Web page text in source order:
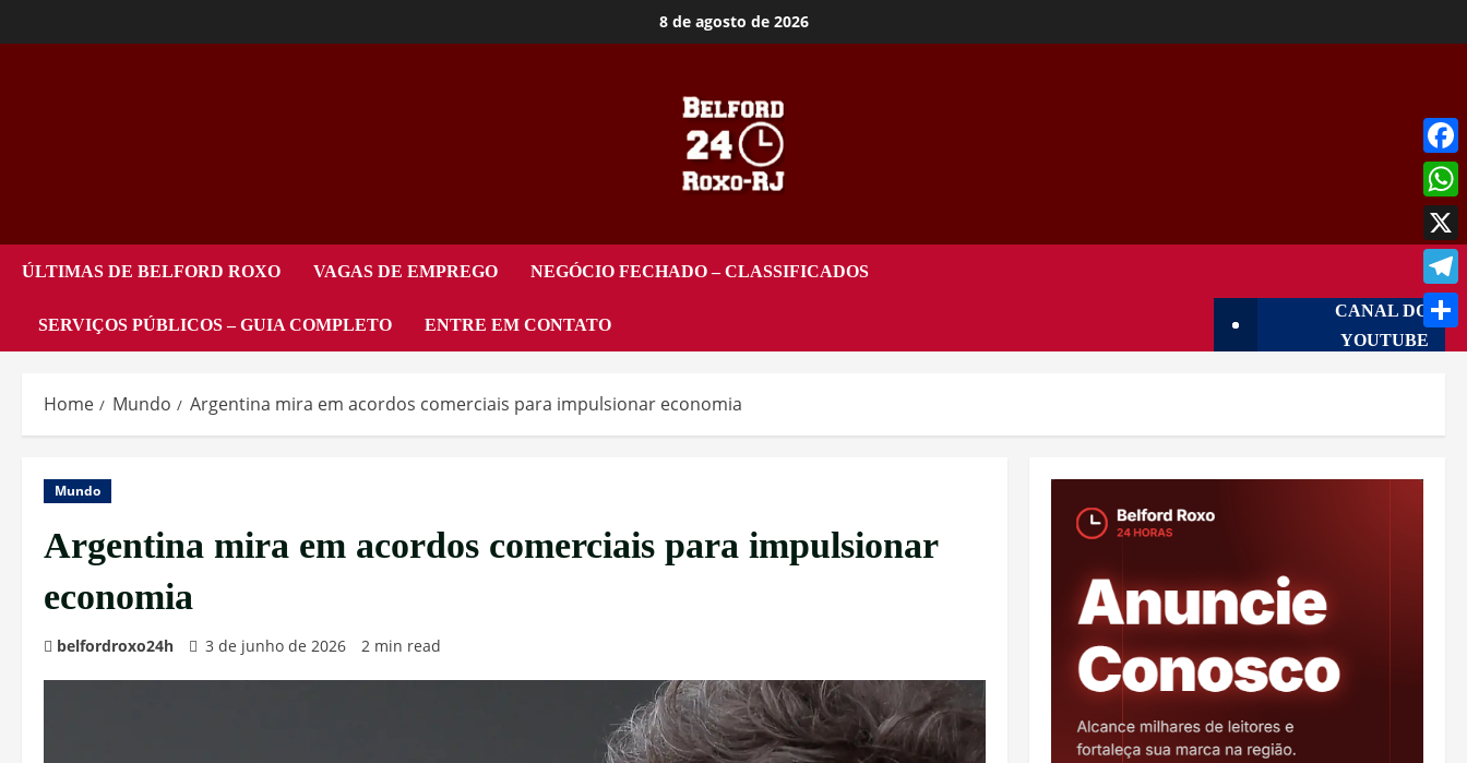
8 de agosto de 2026
ÚLTIMAS DE BELFORD ROXO VAGAS DE EMPREGO NEGÓCIO FECHADO – CLASSIFICADOS
SERVIÇOS PÚBLICOS – GUIA COMPLETO ENTRE EM CONTATO
CANAL DO
YOUTUBE
Home Mundo Argentina mira em acordos comerciais para impulsionar economia
Mundo
Argentina mira em acordos comerciais para impulsionar
economia
belfordroxo24h 3 de junho de 2026 2 min read
X